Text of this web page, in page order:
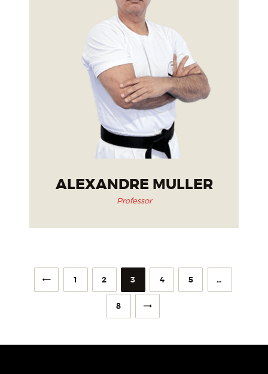
ALEXANDRE MULLER
Professor
1 2 3 4 5 …
8